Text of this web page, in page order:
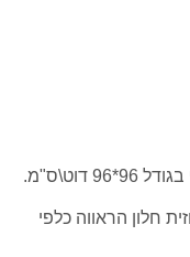
חלון הראווה כלפי